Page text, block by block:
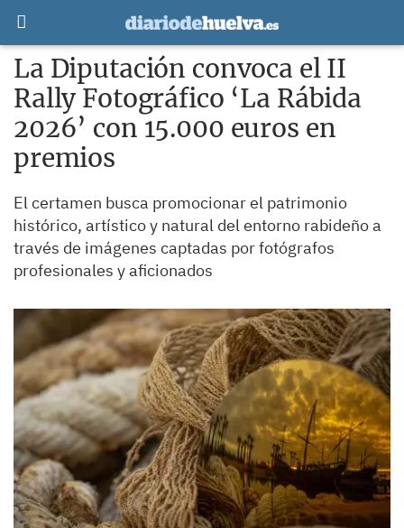
La Diputación convoca el II
Rally Fotográfico ‘La Rábida
2026’ con 15.000 euros en
premios
El certamen busca promocionar el patrimonio
histórico, artístico y natural del entorno rabideño a
través de imágenes captadas por fotógrafos
profesionales y aficionados